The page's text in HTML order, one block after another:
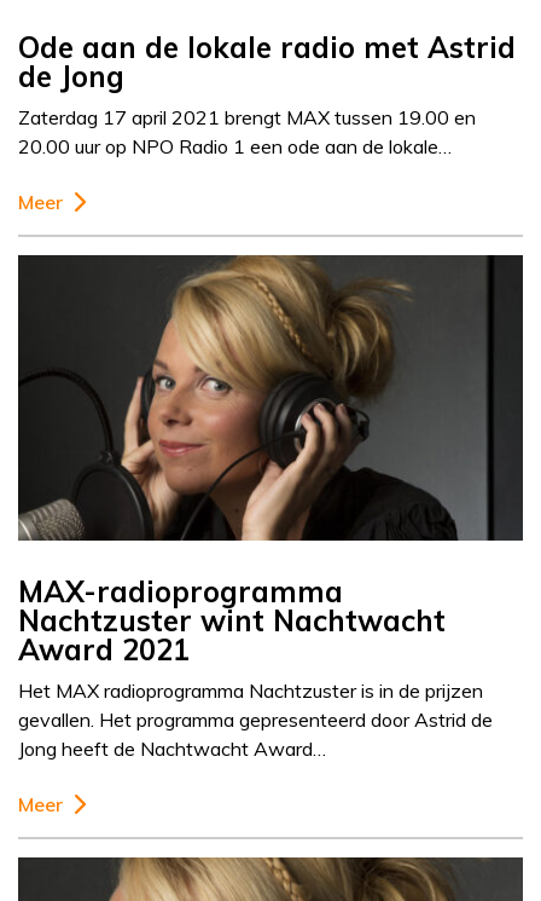
Ode aan de lokale radio met Astrid
de Jong
Zaterdag 17 april 2021 brengt MAX tussen 19.00 en
20.00 uur op NPO Radio 1 een ode aan de lokale…
Meer
MAX-radioprogramma
Nachtzuster wint Nachtwacht
Award 2021
Het MAX radioprogramma Nachtzuster is in de prijzen
gevallen. Het programma gepresenteerd door Astrid de
Jong heeft de Nachtwacht Award…
Meer